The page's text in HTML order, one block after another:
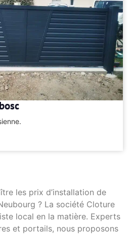
les prix d’installation de
? La société Cloture
local en la matière. Experts
et portails, nous proposons